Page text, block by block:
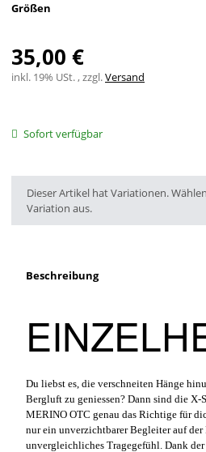
Größen
35,00 €
inkl. 19% USt. , zzgl.Versand
Sofort verfügbar
x
Dieser Artikel hat Variationen.
Variation aus.
Beschreibung
Du liebst es, die verschneiten Hänge
Bergluft zu geniessen? Dann sind die X-
MERINO OTC genau das Richtige für
nur ein unverzichtbarer Begleiter auf der
unvergleichliches Tragegefühl. Dank